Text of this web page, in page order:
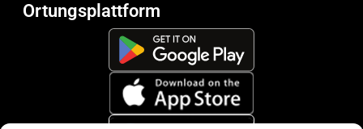
Ortungsplattform